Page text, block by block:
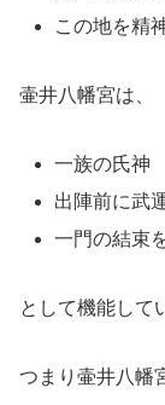
この地を精
壷井八幡宮は、
一族の氏神
出陣前に武
一門の結束
として機能して
つまり壷井八幡